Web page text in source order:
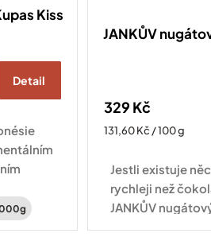
Kiss
Detail
kiwi,
JANKŮV
329 Kč
Měrná
131,60 Kč / 100 g
Jestli existuje
rychleji než
JANKŮV
skleničce na vás